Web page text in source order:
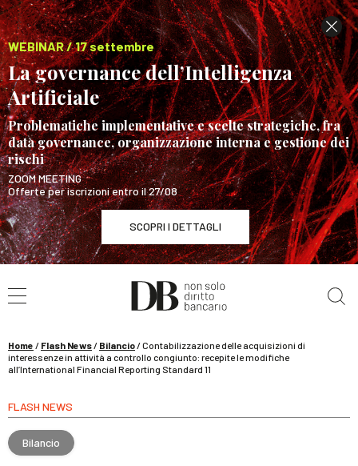
WEBINAR / 17 settembre
La governance dell’Intelligenza
Artificiale
Problematiche implementative e scelte strategiche, fra
data governance, organizzazione interna e gestione dei
rischi
ZOOM MEETING
Offerte per iscrizioni entro il 27/08
SCOPRI I DETTAGLI
WEBINAR / 17 settembre
La governance dell’Intelligenza Artificiale
Home / Flash News/ Bilancio/Contabilizzazione delle acquisizioni di
interessenze in attività a controllo congiunto: recepite le modifiche
all’International Financial Reporting Standard 11
FLASH NEWS
Bilancio